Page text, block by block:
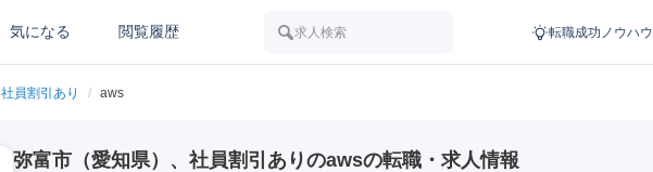
気になる 閲覧履歴 求人検索 転職成功ノウハウ
社員割引あり / aws
弥富市（愛知県）、社員割引ありのawsの転職・求人情報